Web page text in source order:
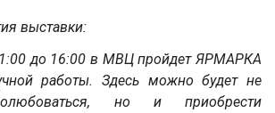
выставки:
до 16:00 в МВЦ пройдет ЯРМАРКА
работы. Здесь можно будет не
но и приобрести